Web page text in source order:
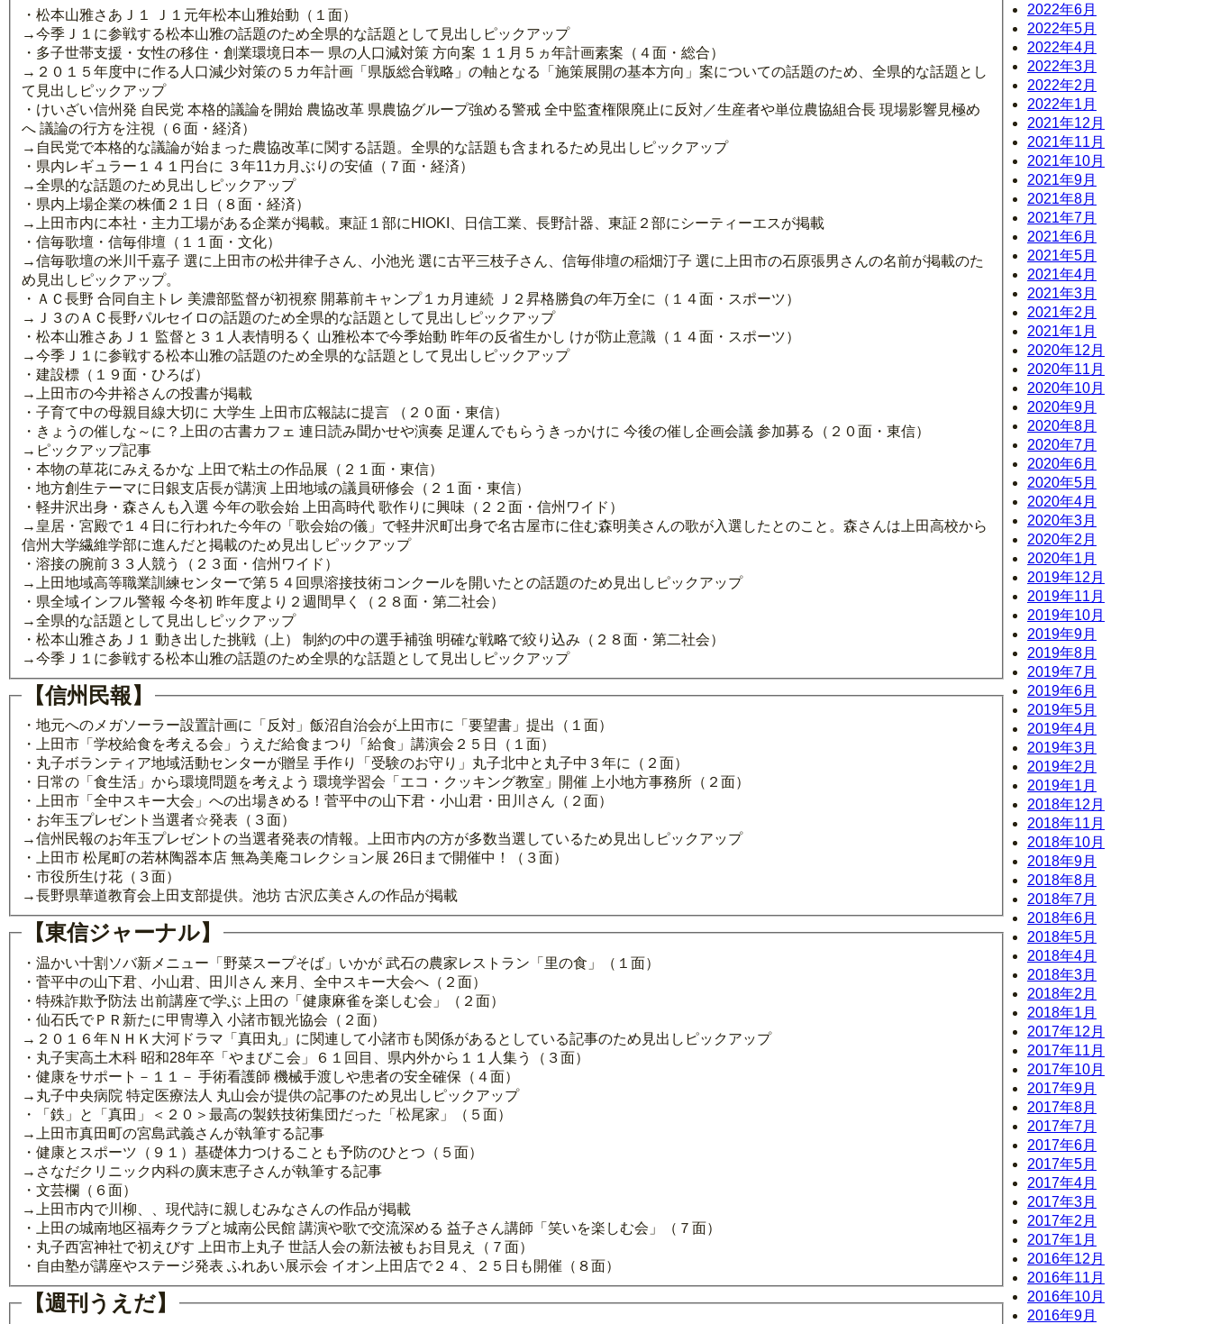
・松本山雅さあＪ１ Ｊ１元年松本山雅始動（１面）
→今季Ｊ１に参戦する松本山雅の話題のため全県的な話題として見出しピックアップ
・多子世帯支援・女性の移住・創業環境日本一 県の人口減対策 方向案 １１月５ヵ年計画素案（４面・総合）
→２０１５年度中に作る人口減少対策の５カ年計画「県版総合戦略」の軸となる「施策展開の基本方向」案についての話題のため、全県的な話題とし
て見出しピックアップ
・けいざい信州発 自民党 本格的議論を開始 農協改革 県農協グループ強める警戒 全中監査権限廃止に反対／生産者や単位農協組合長 現場影響見極め
へ 議論の行方を注視（６面・経済）
→自民党で本格的な議論が始まった農協改革に関する話題。全県的な話題も含まれるため見出しピックアップ
・県内レギュラー１４１円台に ３年11カ月ぶりの安値（７面・経済）
→全県的な話題のため見出しピックアップ
・県内上場企業の株価２１日（８面・経済）
→上田市内に本社・主力工場がある企業が掲載。東証１部にHIOKI、日信工業、長野計器、東証２部にシーティーエスが掲載
・信毎歌壇・信毎俳壇（１１面・文化）
→信毎歌壇の米川千嘉子 選に上田市の松井律子さん、小池光 選に古平三枝子さん、信毎俳壇の稲畑汀子 選に上田市の石原張男さんの名前が掲載のた
め見出しピックアップ。
・ＡＣ長野 合同自主トレ 美濃部監督が初視察 開幕前キャンプ１カ月連続 Ｊ２昇格勝負の年万全に（１４面・スポーツ）
→Ｊ３のＡＣ長野パルセイロの話題のため全県的な話題として見出しピックアップ
・松本山雅さあＪ１ 監督と３１人表情明るく 山雅松本で今季始動 昨年の反省生かし けが防止意識（１４面・スポーツ）
→今季Ｊ１に参戦する松本山雅の話題のため全県的な話題として見出しピックアップ
・建設標（１９面・ひろば）
→上田市の今井裕さんの投書が掲載
・子育て中の母親目線大切に 大学生 上田市広報誌に提言 （２０面・東信）
・きょうの催しな～に？上田の古書カフェ 連日読み聞かせや演奏 足運んでもらうきっかけに 今後の催し企画会議 参加募る（２０面・東信）
→ピックアップ記事
・本物の草花にみえるかな 上田で粘土の作品展（２１面・東信）
・地方創生テーマに日銀支店長が講演 上田地域の議員研修会（２１面・東信）
・軽井沢出身・森さんも入選 今年の歌会始 上田高時代 歌作りに興味（２２面・信州ワイド）
→皇居・宮殿で１４日に行われた今年の「歌会始の儀」で軽井沢町出身で名古屋市に住む森明美さんの歌が入選したとのこと。森さんは上田高校から
信州大学繊維学部に進んだと掲載のため見出しピックアップ
・溶接の腕前３３人競う（２３面・信州ワイド）
→上田地域高等職業訓練センターで第５４回県溶接技術コンクールを開いたとの話題のため見出しピックアップ
・県全域インフル警報 今冬初 昨年度より２週間早く（２８面・第二社会）
→全県的な話題として見出しピックアップ
・松本山雅さあＪ１ 動き出した挑戦（上） 制約の中の選手補強 明確な戦略で絞り込み（２８面・第二社会）
→今季Ｊ１に参戦する松本山雅の話題のため全県的な話題として見出しピックアップ
【信州民報】
・地元へのメガソーラー設置計画に「反対」飯沼自治会が上田市に「要望書」提出（１面）
・上田市「学校給食を考える会」うえだ給食まつり「給食」講演会２５日（１面）
・丸子ボランティア地域活動センターが贈呈 手作り「受験のお守り」丸子北中と丸子中３年に（２面）
・日常の「食生活」から環境問題を考えよう 環境学習会「エコ・クッキング教室」開催 上小地方事務所（２面）
・上田市「全中スキー大会」への出場きめる！菅平中の山下君・小山君・田川さん（２面）
・お年玉プレゼント当選者☆発表（３面）
→信州民報のお年玉プレゼントの当選者発表の情報。上田市内の方が多数当選しているため見出しピックアップ
・上田市 松尾町の若林陶器本店 無為美庵コレクション展 26日まで開催中！（３面）
・市役所生け花（３面）
→長野県華道教育会上田支部提供。池坊 古沢広美さんの作品が掲載
【東信ジャーナル】
・温かい十割ソバ新メニュー「野菜スープそば」いかが 武石の農家レストラン「里の食」（１面）
・菅平中の山下君、小山君、田川さん 来月、全中スキー大会へ（２面）
・特殊詐欺予防法 出前講座で学ぶ 上田の「健康麻雀を楽しむ会」（２面）
・仙石氏でＰＲ新たに甲冑導入 小諸市観光協会（２面）
→２０１６年ＮＨＫ大河ドラマ「真田丸」に関連して小諸市も関係があるとしている記事のため見出しピックアップ
・丸子実高土木科 昭和28年卒「やまびこ会」６１回目、県内外から１１人集う（３面）
・健康をサポート－１１－ 手術看護師 機械手渡しや患者の安全確保（４面）
→丸子中央病院 特定医療法人 丸山会が提供の記事のため見出しピックアップ
・「鉄」と「真田」＜２０＞最高の製鉄技術集団だった「松尾家」（５面）
→上田市真田町の宮島武義さんが執筆する記事
・健康とスポーツ（９１）基礎体力つけることも予防のひとつ（５面）
→さなだクリニック内科の廣末恵子さんが執筆する記事
・文芸欄（６面）
→上田市内で川柳、、現代詩に親しむみなさんの作品が掲載
・上田の城南地区福寿クラブと城南公民館 講演や歌で交流深める 益子さん講師「笑いを楽しむ会」（７面）
・丸子西宮神社で初えびす 上田市上丸子 世話人会の新法被もお目見え（７面）
・自由塾が講座やステージ発表 ふれあい展示会 イオン上田店で２４、２５日も開催（８面）
【週刊うえだ】
2022年6月
2022年5月
2022年4月
2022年3月
2022年2月
2022年1月
2021年12月
2021年11月
2021年10月
2021年9月
2021年8月
2021年7月
2021年6月
2021年5月
2021年4月
2021年3月
2021年2月
2021年1月
2020年12月
2020年11月
2020年10月
2020年9月
2020年8月
2020年7月
2020年6月
2020年5月
2020年4月
2020年3月
2020年2月
2020年1月
2019年12月
2019年11月
2019年10月
2019年9月
2019年8月
2019年7月
2019年6月
2019年5月
2019年4月
2019年3月
2019年2月
2019年1月
2018年12月
2018年11月
2018年10月
2018年9月
2018年8月
2018年7月
2018年6月
2018年5月
2018年4月
2018年3月
2018年2月
2018年1月
2017年12月
2017年11月
2017年10月
2017年9月
2017年8月
2017年7月
2017年6月
2017年5月
2017年4月
2017年3月
2017年2月
2017年1月
2016年12月
2016年11月
2016年10月
2016年9月